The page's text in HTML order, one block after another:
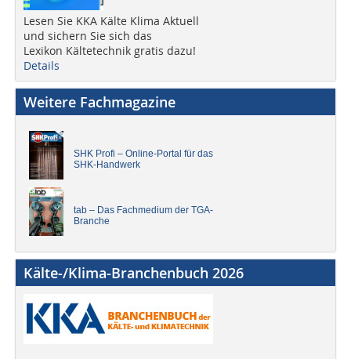
Lesen Sie KKA Kälte Klima Aktuell
und sichern Sie sich das
Lexikon Kältetechnik gratis dazu!
Details
Weitere Fachmagazine
SHK Profi – Online-Portal für das
SHK-Handwerk
tab – Das Fachmedium der TGA-
Branche
Kälte-/Klima-Branchenbuch 2026